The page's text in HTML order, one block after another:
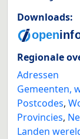
Downloads:
Regionale
Adressen
Gemeenten,
Postcodes,
Provincies,
Landen